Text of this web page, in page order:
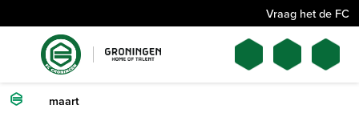
Vraag het de FC
maart